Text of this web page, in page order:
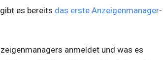
es bereits das erste Anzeigenmanager-
anmeldet und was es